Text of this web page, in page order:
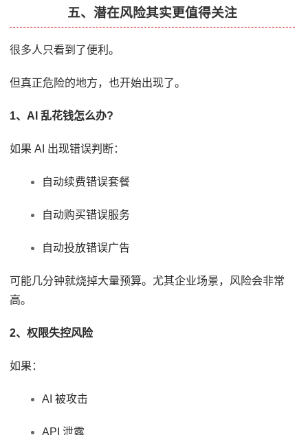
五、潜在风险其实更值得关注
很多人只看到了便利。
但真正危险的地方，也开始出现了。
1、AI 乱花钱怎么办?
如果 AI 出现错误判断：
自动续费错误套餐
自动购买错误服务
自动投放错误广告
可能几分钟就烧掉大量预算。尤其企业场景，风险会非常
高。
2、权限失控风险
如果：
AI 被攻击
API 泄露